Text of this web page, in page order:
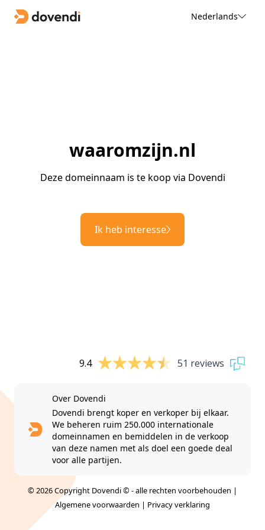
Nederlands
waaromzijn.nl
Deze domeinnaam is te koop via Dovendi
Ik heb interesse
9.4 51 reviews
Over Dovendi
Dovendi brengt koper en verkoper bij elkaar.
We beheren ruim 250.000 internationale
domeinnamen en bemiddelen in de verkoop
van deze namen met als doel een goede deal
voor alle partijen.
© 2026 Copyright Dovendi © - alle rechten voorbehouden |
Algemene voorwaarden | Privacy verklaring